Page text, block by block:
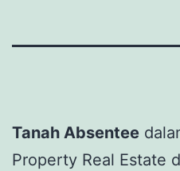
Tanah Absentee
Property Real Estate